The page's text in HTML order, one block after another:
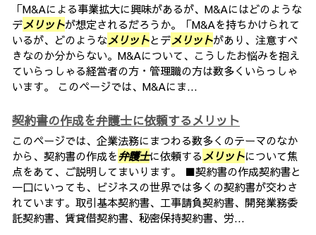
「M&Aによる事業拡大に興味があるが、M&Aにはどのような
デメリットが想定されるだろうか。「M&Aを持ちかけられて
いるが、どのようなメリットとデメリットがあり、注意すべ
きなのか分からない。M&Aについて、こうしたお悩みを抱え
ていらっしゃる経営者の方・管理職の方は数多くいらっしゃ
います。 このページでは、M&Aにま...
契約書の作成を弁護士に依頼するメリット
このページでは、企業法務にまつわる数多くのテーマのなか
から、契約書の作成を弁護士に依頼するメリットについて焦
点をあて、ご説明してまいります。 ■契約書の作成契約書と
一口にいっても、ビジネスの世界では多くの契約書が交わさ
れています。取引基本契約書、工事請負契約書、開発業務委
託契約書、賃貸借契約書、秘密保持契約書、労...